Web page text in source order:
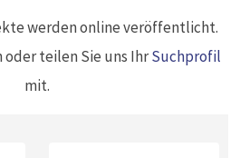
werden online veröffentlicht.
oder teilen Sie uns IhrSuchprofil
mit.